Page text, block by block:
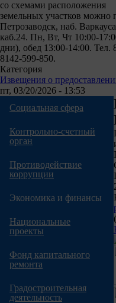
со схемами расположения
земельных участков можно
Петрозаводск, наб.
каб.24. Пн, Вт, Чт 10:00-
дни), обед 13:00-14:00. Тел.
8142-599-850.
Категория
Извещения о
пт, 03/20/2026 - 13:53
Социальная сфера
Контрольно-счетный
орган
Противодействие
коррупции
Экономика и финансы
Национальные
проекты
Фонд капитального
ремонта
Градостроительная
деятельность